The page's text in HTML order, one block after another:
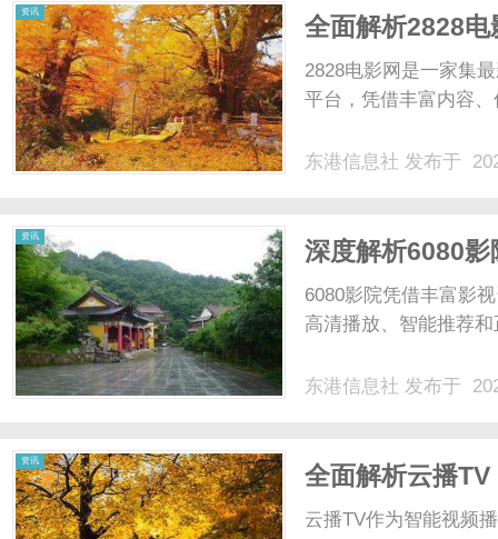
资讯
全面解析2828
2828电影网是一家集
平台，凭借丰富内容
东港信息社 发布于
资讯
深度解析6080
6080影院凭借丰富影
高清播放、智能推荐
东港信息社 发布于
资讯
全面解析云播
云播TV作为智能视频